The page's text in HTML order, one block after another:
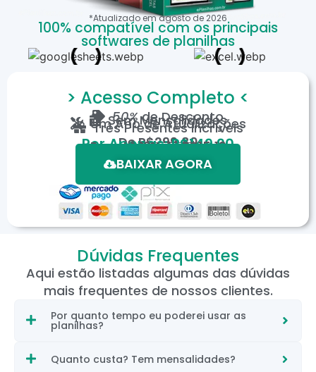
*Atualizado emagostode 2026
100% compatível com os principais
softwares de planilhas
> Acesso Completo <
50%de Desconto
Sem Mensalidades
Um Ano de Atualizações
Três Presentes Incríveis
DeR$299,80
Por Apenas: R$149,90
Em até 12X de R$15,19
*Oferta válida por tempo limitado.
BAIXAR AGORA
Dúvidas Frequentes
Aqui estão listadas algumas das dúvidas
mais frequentes de nossos clientes.
Por quanto tempo eu poderei usar as
planilhas?
Quanto custa? Tem mensalidades?